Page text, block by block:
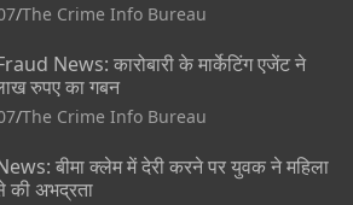
The Crime Info Bureau
News: कारोबारी के मार्केटिंग एजेंट ने
रुपए का गबन
The Crime Info Bureau
बीमा क्लेम में देरी करने पर युवक ने महिला
की अभद्रता